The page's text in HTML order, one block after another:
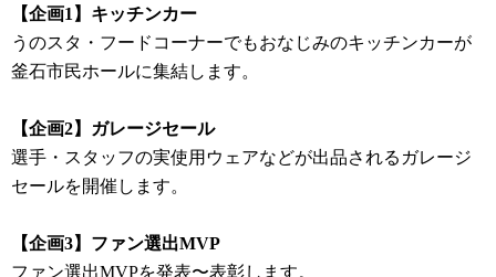
【企画1】キッチンカー
うのスタ・フードコーナーでもおなじみのキッチンカーが
釜石市民ホールに集結します。
【企画2】ガレージセール
選手・スタッフの実使用ウェアなどが出品されるガレージ
セールを開催します。
【企画3】ファン選出MVP
ファン選出MVPを発表〜表彰します。